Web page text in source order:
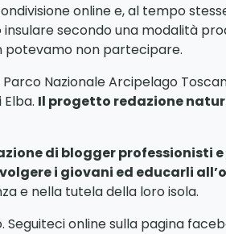
online e, al tempo
secondo una modalità
potevamo non partecipare.
Nazionale Arcipelago
Il progetto redazione
di blogger professionisti
i giovani ed educarli
e nella tutela della loro isola.
online sulla pagina